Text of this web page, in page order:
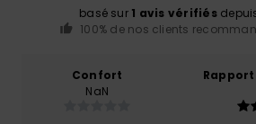
basé sur 1 avis vérifiés
100% de nos clients
Confort
NaN